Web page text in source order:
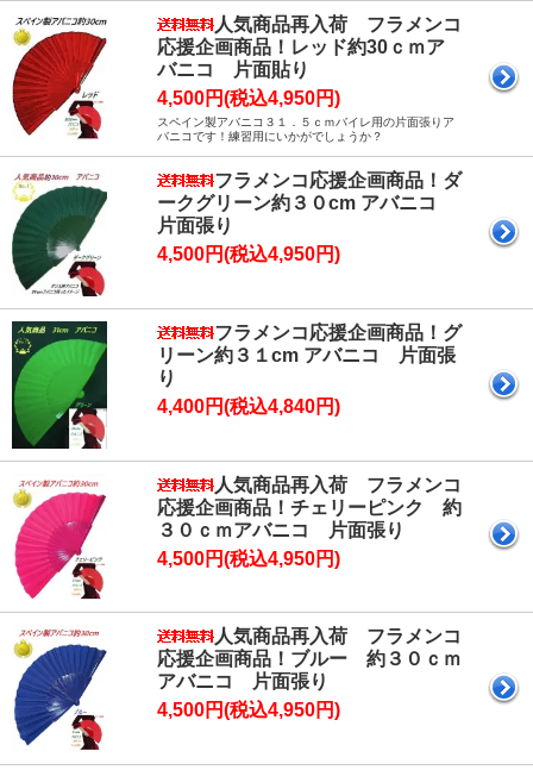
人気商品再入荷 フラメンコ
応援企画商品！レッド約30ｃｍア
バニコ 片面貼り
4,500円(税込4,950円)
スペイン製アバニコ３１．５ｃｍバイレ用の片面張りア
バニコです！練習用にいかがでしょうか？
フラメンコ応援企画商品！ダ
ークグリーン約３０cm アバニコ
片面張り
4,500円(税込4,950円)
フラメンコ応援企画商品！グ
リーン約３１cm アバニコ 片面張
り
4,400円(税込4,840円)
人気商品再入荷 フラメンコ
応援企画商品！チェリーピンク 約
３０ｃｍアバニコ 片面張り
4,500円(税込4,950円)
人気商品再入荷 フラメンコ
応援企画商品！ブルー 約３０ｃｍ
アバニコ 片面張り
4,500円(税込4,950円)